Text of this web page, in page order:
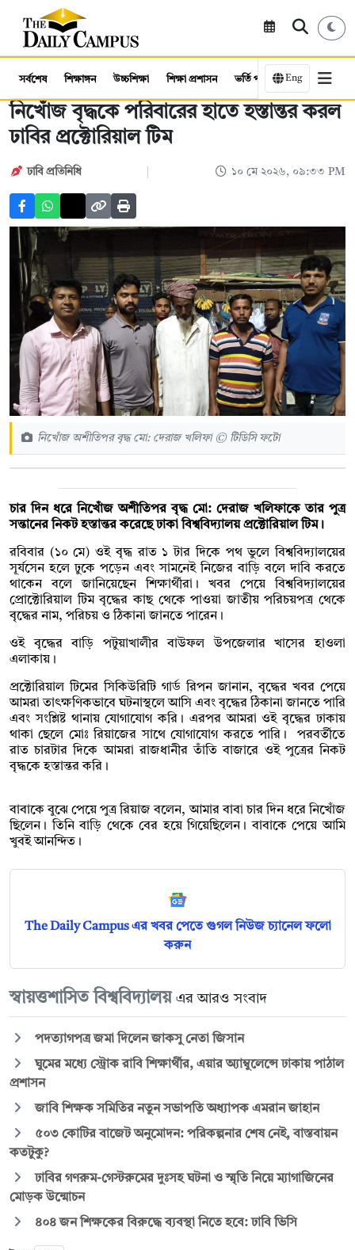
সর্বশেষ শিক্ষাঙ্গন উচ্চশিক্ষা শিক্ষা প্রশাসন ভর্তি পরীক্ষা কর্মসংস্থান
Eng
নিখোঁজ বৃদ্ধকে পরিবারের হাতে হস্তান্তর করল
ঢাবির প্রক্টোরিয়াল টিম
ঢাবি প্রতিনিধি ১০ মে ২০২৬, ০৯:৩৩ PM
নিখোঁজ অশীতিপর বৃদ্ধ মো: দেরাজ খলিফা © টিডিসি ফটো
চার দিন ধরে নিখোঁজ অশীতিপর বৃদ্ধ মো: দেরাজ খলিফাকে তার পুত্র
সন্তানের নিকট হস্তান্তর করেছে ঢাকা বিশ্ববিদ্যালয় প্রক্টোরিয়াল টিম।
রবিবার (১০ মে) ওই বৃদ্ধ রাত ১ টার দিকে পথ ভুলে বিশ্ববিদ্যালয়ের
সূর্যসেন হলে ঢুকে পড়েন এবং সামনেই নিজের বাড়ি বলে দাবি করতে
থাকেন বলে জানিয়েছেন শিক্ষার্থীরা। খবর পেয়ে বিশ্ববিদ্যালয়ের
প্রোক্টোরিয়াল টিম বৃদ্ধের কাছ থেকে পাওয়া জাতীয় পরিচয়পত্র থেকে
বৃদ্ধের নাম, পরিচয় ও ঠিকানা জানতে পারেন।
ওই বৃদ্ধের বাড়ি পটুয়াখালীর বাউফল উপজেলার খাসের হাওলা
এলাকায়।
প্রক্টোরিয়াল টিমের সিকিউরিটি গার্ড রিপন জানান, বৃদ্ধের খবর পেয়ে
আমরা তাৎক্ষণিকভাবে ঘটনাস্থলে আসি এবং বৃদ্ধের ঠিকানা জানতে পারি
এবং সংশ্লিষ্ট থানায় যোগাযোগ করি। এরপর আমরা ওই বৃদ্ধের ঢাকায়
থাকা ছেলে মোঃ রিয়াজের সাথে যোগাযোগ করতে পারি। পরবর্তীতে
রাত চারটার দিকে আমরা রাজধানীর তাঁতি বাজারে ওই পুত্রের নিকট
বৃদ্ধকে হস্তান্তর করি।
বাবাকে বুঝে পেয়ে পুত্র রিয়াজ বলেন, আমার বাবা চার দিন ধরে নিখোঁজ
ছিলেন। তিনি বাড়ি থেকে বের হয়ে গিয়েছিলেন। বাবাকে পেয়ে আমি
খুবই আনন্দিত।
The Daily Campus এর খবর পেতে গুগল নিউজ চ্যানেল ফলো
করুন
স্বায়ত্তশাসিত বিশ্ববিদ্যালয় এর আরও সংবাদ
পদত্যাগপত্র জমা দিলেন জাকসু নেতা জিসান
ঘুমের মধ্যে স্ট্রোক রাবি শিক্ষার্থীর, এয়ার অ্যাম্বুলেন্সে ঢাকায় পাঠাল
প্রশাসন
জাবি শিক্ষক সমিতির নতুন সভাপতি অধ্যাপক এমরান জাহান
৫০৩ কোটির বাজেট অনুমোদন: পরিকল্পনার শেষ নেই, বাস্তবায়ন
কতটুকু?
ঢাবির গণরুম-গেস্টরুমের দুঃসহ ঘটনা ও স্মৃতি নিয়ে ম্যাগাজিনের
মোড়ক উন্মোচন
৪০৪ জন শিক্ষকের বিরুদ্ধে ব্যবস্থা নিতে হবে: ঢাবি ভিসি